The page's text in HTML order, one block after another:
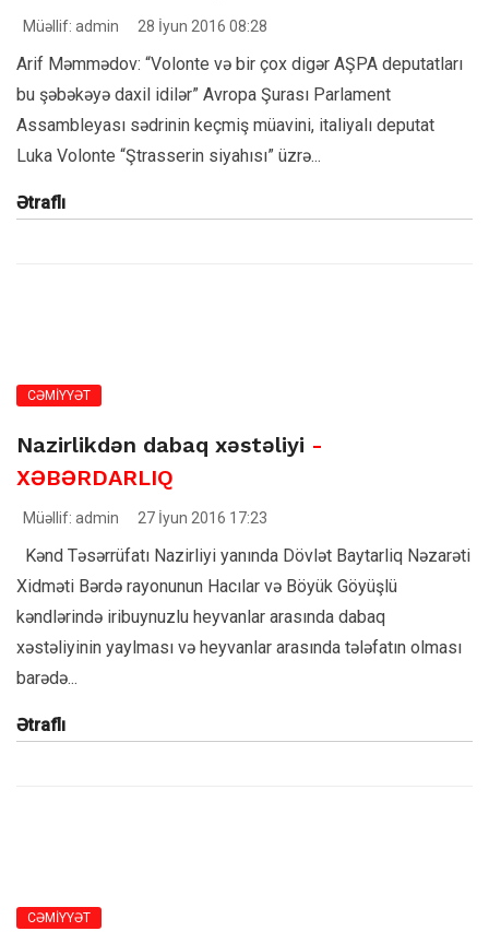
Müəllif: admin 28 İyun 2016 08:28
Arif Məmmədov: “Volonte və bir çox digər AŞPA deputatları
bu şəbəkəyə daxil idilər” Avropa Şurası Parlament
Assambleyası sədrinin keçmiş müavini, italiyalı deputat
Luka Volonte “Ştrasserin siyahısı” üzrə...
Ətraflı
CƏMİYYƏT
Nazirlikdən dabaq xəstəliyi -
XƏBƏRDARLIQ
Müəllif: admin 27 İyun 2016 17:23
Kənd Təsərrüfatı Nazirliyi yanında Dövlət Baytarliq Nəzarəti
Xidməti Bərdə rayonunun Hacılar və Böyük Göyüşlü
kəndlərində iribuynuzlu heyvanlar arasında dabaq
xəstəliyinin yaylması və heyvanlar arasında tələfatın olması
barədə...
Ətraflı
CƏMİYYƏT